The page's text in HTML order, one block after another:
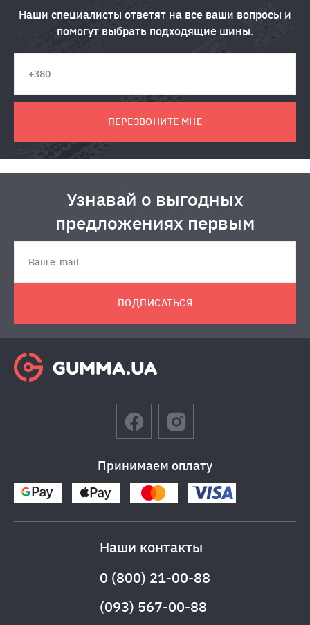
Наши специалисты ответят на все ваши вопросы и
помогут выбрать подходящие шины.
ПЕРЕЗВОНИТЕ МНЕ
Узнавай о выгодных
предложениях первым
ПОДПИСАТЬСЯ
Принимаем оплату
Наши контакты
0 (800) 21-00-88
(093) 567-00-88